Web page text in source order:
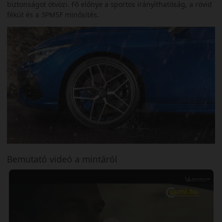
biztonságot ötvözi. Fő előnye a sportos irányíthatóság, a rövid
fékút és a 3PMSF minősítés.
Bemutató videó a mintáról